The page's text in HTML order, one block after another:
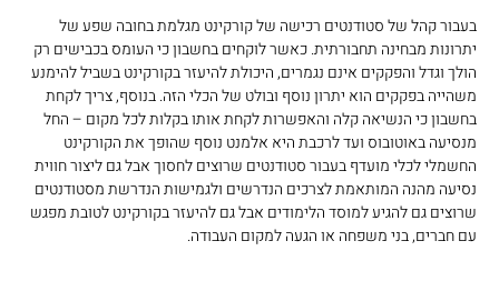
בעבור קהל של סטודנטים רכישה של קורקינט מגלמת בחובה שפע של
יתרונות מבחינה תחבורתית. כאשר לוקחים בחשבון כי העומס בכבישים רק
הולך וגדל והפקקים אינם נגמרים, היכולת להיעזר בקורקינט בשביל להימנע
משהייה בפקקים הוא יתרון נוסף ובולט של הכלי הזה. בנוסף, צריך לקחת
בחשבון כי הנשיאה קלה והאפשרות לקחת אותו בקלות לכל מקום – החל
מנסיעה באוטובוס ועד לרכבת היא אלמנט נוסף שהופך את הקורקינט
החשמלי לכלי מועדף בעבור סטודנטים שרוצים לחסוך אבל גם ליצור חווית
נסיעה מהנה המותאמת לצרכים הנדרשים ולגמישות הנדרשת מסטודנטים
שרוצים גם להגיע למוסד הלימודים אבל גם להיעזר בקורקינט לטובת מפגש
עם חברים, בני משפחה או הגעה למקום העבודה.